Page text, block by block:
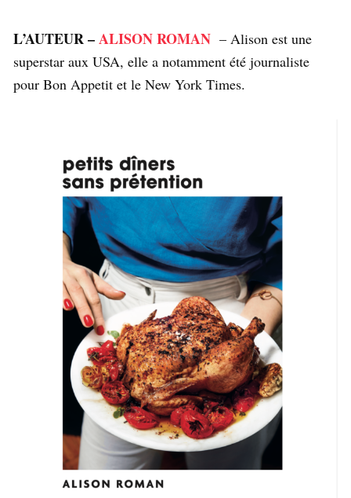
L’AUTEUR –ALISON ROMAN – Alison est une
superstar aux USA, elle a notamment été journaliste
pour Bon Appetit et le New York Times.